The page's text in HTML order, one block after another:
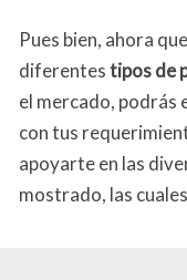
Pues bien, ahora
diferentestipos de
el mercado, podrás
con tus
apoyarte en las
mostrado, las